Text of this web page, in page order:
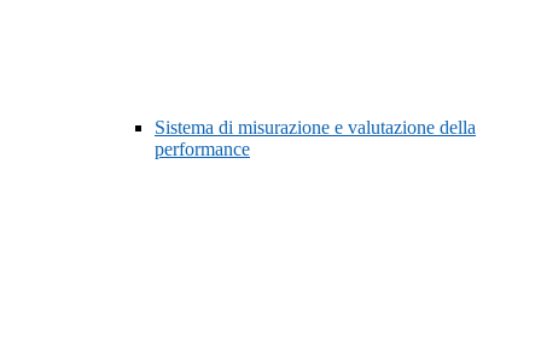
Sistema di misurazione e valutazione della
performance